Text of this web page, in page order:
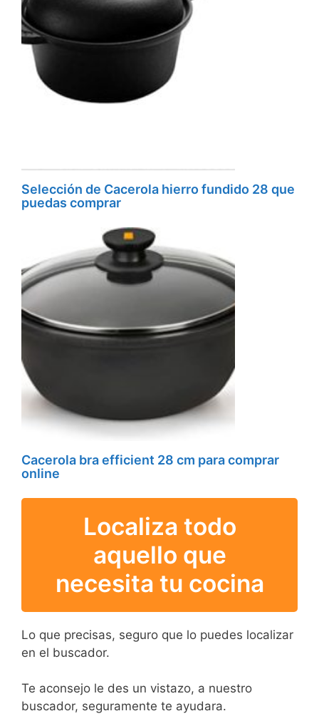
Selección de Cacerola hierro fundido 28 que
puedas comprar
Cacerola bra efficient 28 cm para comprar
online
Localiza todo
aquello que
necesita tu cocina
Lo que precisas, seguro que lo puedes localizar
en el buscador.
Te aconsejo le des un vistazo, a nuestro
buscador, seguramente te ayudara.